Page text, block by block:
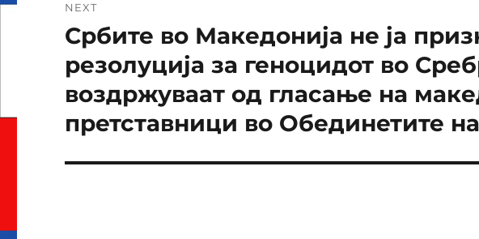
NEXT
Next
Србите во Македонија не ја
резолуција за геноцидот во
воздржуваат од гласање на
претставници во Обединетите